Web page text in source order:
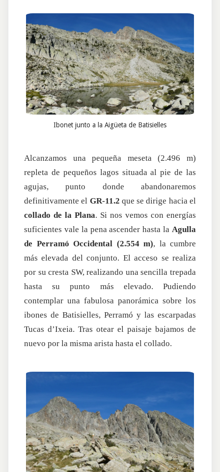
Ibonet junto a la Aigüeta de Batisielles
Alcanzamos una pequeña meseta (2.496 m)
repleta de pequeños lagos situada al pie de las
agujas, punto donde abandonaremos
definitivamente el GR-11.2 que se dirige hacia el
collado de la Plana. Si nos vemos con energías
suficientes vale la pena ascender hasta la Agulla
de Perramó Occidental (2.554 m), la cumbre
más elevada del conjunto. El acceso se realiza
por su cresta SW, realizando una sencilla trepada
hasta su punto más elevado. Pudiendo
contemplar una fabulosa panorámica sobre los
ibones de Batisielles, Perramó y las escarpadas
Tucas d’Ixeia. Tras otear el paisaje bajamos de
nuevo por la misma arista hasta el collado.